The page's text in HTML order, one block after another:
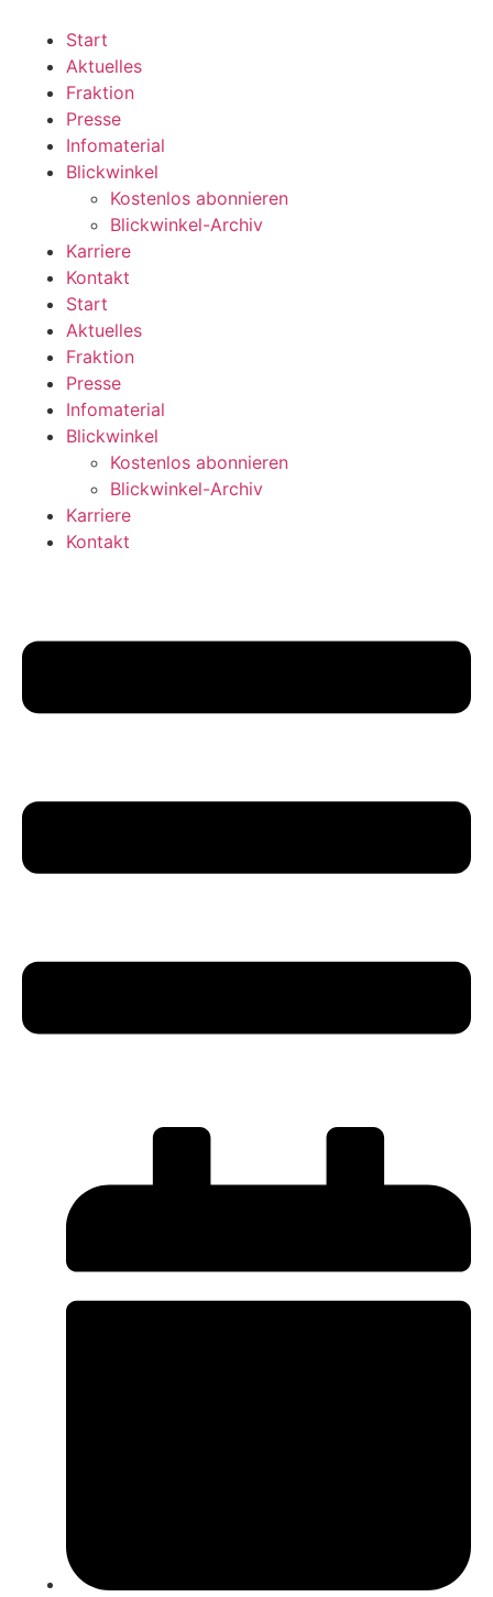
wechseln
Start
Aktuelles
Fraktion
Presse
Infomaterial
Blickwinkel
Kostenlos abonnieren
Blickwinkel-Archiv
Karriere
Kontakt
Start
Aktuelles
Fraktion
Presse
Infomaterial
Blickwinkel
Kostenlos abonnieren
Blickwinkel-Archiv
Karriere
Kontakt